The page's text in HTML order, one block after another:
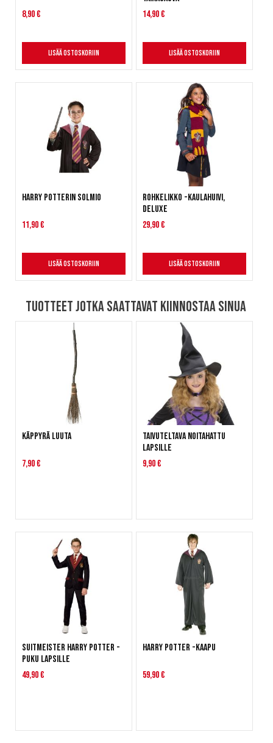
8,90 €
Lisää ostoskoriin
14,90 €
Lisää ostoskoriin
Harry Potterin solmio
11,90 €
Lisää ostoskoriin
Rohkelikko -kaulahuivi,
deluxe
29,90 €
Lisää ostoskoriin
Tuotteet jotka saattavat kiinnostaa sinua
Käppyrä Luuta
7,90 €
Taivuteltava noitahattu
lapsille
9,90 €
Suitmeister Harry Potter -
puku lapsille
49,90 €
Harry Potter -kaapu
59,90 €